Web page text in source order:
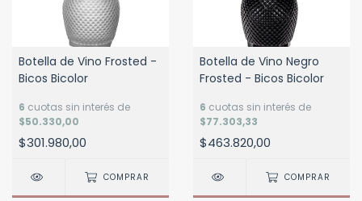
Botella de Vino Frosted -
Bicos Bicolor
6 cuotas sin interés de
$50.330,00
$301.980,00
COMPRAR
Botella de Vino Negro
Frosted - Bicos Bicolor
6 cuotas sin interés de
$77.303,33
$463.820,00
COMPRAR